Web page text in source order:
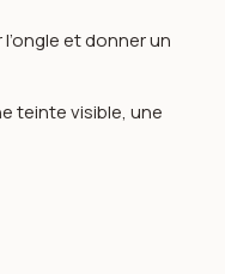
et donner un
teinte visible, une